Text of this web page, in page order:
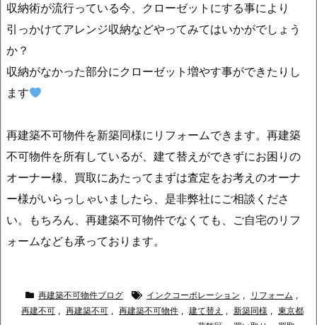
収納術が流行っている今、クローゼットにする事により
引っかけてアレンジ収納などやってみてはいかがでしょう
か？
収納がなかった部分にクローゼット増やす事ができたりし
ます
再建築不可物件を新築同様にリフォームできます。再建築
不可物件を所有しているが、建て替えができずにお困りの
オーナー様、買取にあたってまずは査定をお考えのオーナ
ー様がいらっしゃいましたら、是非弊社にご相談くださ
い。もちろん、再建築不可物件でなくても、ご自宅のリフ
ォームなども承っております。
再建築不可物件ブログ インクコーポレーション , リフォーム ,
再建不可 , 再建築不可 , 再建築不可物件 , 建て替え , 新築同様 , 東京都